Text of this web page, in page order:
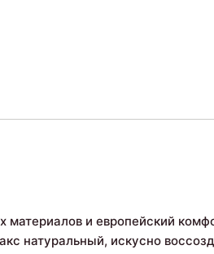
материалов и европейский
натуральный, искусно